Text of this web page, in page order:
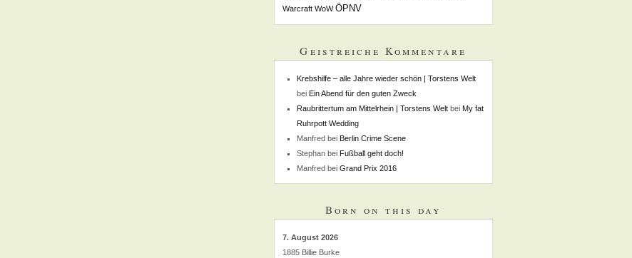
Warcraft WoW ÖPNV
Geistreiche Kommentare
Krebshilfe – alle Jahre wieder schön | Torstens Welt
bei Ein Abend für den guten Zweck
Raubrittertum am Mittelrhein | Torstens Weltbei My fat
Ruhrpott Wedding
Manfredbei Berlin Crime Scene
Stephanbei Fußball geht doch!
Manfredbei Grand Prix 2016
Born on this day
7. August 2026
1885 Billie Burke